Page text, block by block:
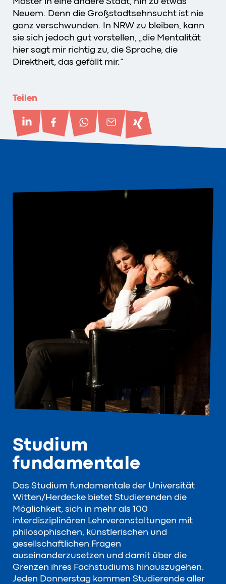
Neuem. Denn die Großstadtsehnsucht ist nie
ganz verschwunden. In NRW zu bleiben, kann
sie sich jedoch gut vorstellen, „die Mentalität
hier sagt mir richtig zu, die Sprache, die
Direktheit, das gefällt mir.“
Teilen
Studium
fundamentale
Das Studium fundamentale der Universität
Witten/Herdecke bietet Studierenden die
Möglichkeit, sich in mehr als 100
interdisziplinären Lehrveranstaltungen mit
philosophischen, künstlerischen und
gesellschaftlichen Fragen
auseinanderzusetzen und damit über die
Grenzen ihres Fachstudiums hinauszugehen.
Jeden Donnerstag kommen Studierende aller